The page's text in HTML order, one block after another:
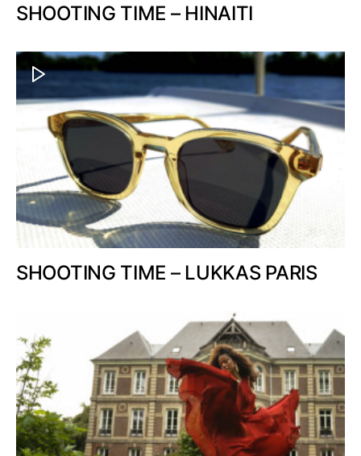
SHOOTING TIME – HINAITI
SHOOTING TIME – LUKKAS PARIS